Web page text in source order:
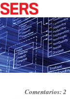
Comentarios: 2